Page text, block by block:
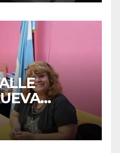
N° 82
DE